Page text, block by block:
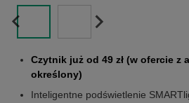
Czytnik już od 49 zł (w ofercie z
określony)
Inteligentne podświetlenie